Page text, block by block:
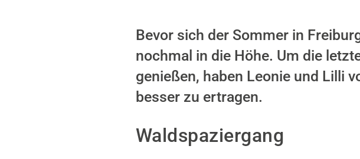
Bevor sich der Sommer in
nochmal in die Höhe. Um die
genießen, haben Leonie und Lilli
besser zu ertragen.
Waldspaziergang